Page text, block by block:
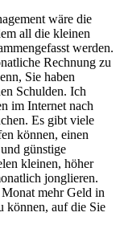
wäre die
all die kleinen
werden.
Rechnung zu
Sie haben
Schulden. Ich
im Internet nach
Es gibt viele
können, einen
günstige
kleinen, höher
jonglieren.
mehr Geld in
können, auf die Sie